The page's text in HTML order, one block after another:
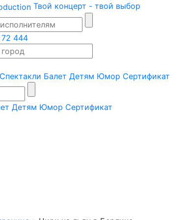
Твой концерт - твой выбор
72 444
Спектакли Балет Детям Юмор Сертификат
Детям Юмор Сертификат